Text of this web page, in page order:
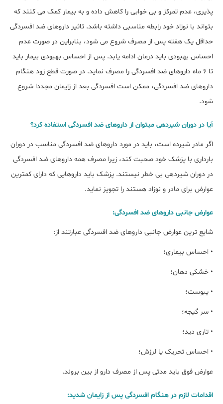
پذیری، عدم تمرکز و بی خوابی را کاهش داده و به بیمار کمک می کنند که
بتواند با نوزاد خود رابطه مناسبی داشته باشد. تاثیر داروهای ضد افسردگی
حداقل یک هفته پس از مصرف شروع می شود، بنابراین در صورت عدم
احساس بهبودی باید درمان ادامه یابد. پس از احساس بهبودی بیمار باید
تا 6 ماه داروهای ضد افسردگی را مصرف نماید. در صورت قطع زود هنگام
داروهای ضد افسردگی، ممکن است افسردگی بعد از زایمان مجددا شروع
شود.
آیا در دوران شیردهی میتوان از داروهای ضد افسردگی استفاده کرد؟
اگر مادر شیرده است، باید در مورد داروهای ضد افسردگی مناسب در دوران
بارداری با پزشک خود صحبت کند، زیرا مصرف همه داروهای ضد افسردگی
در دوران شیردهی بی خطر نیستند. پزشک باید داروهایی که دارای کمترین
عوارض برای مادر و نوزاد هستند را تجویز نماید.
عوارض جانبی داروهای ضد افسردگی:
شایع ترین عوارض جانبی داروهای ضد افسردگی عبارتند از:
• احساس بیماری؛
• خشکی دهان؛
• یبوست؛
• سر گیجه؛
• تاری دید؛
• احساس تحریک یا لرزش؛
عوارض فوق باید مدتی پس از مصرف دارو از بین بروند.
اقدامات لازم در هنگام افسردگی پس از زایمان شدید: